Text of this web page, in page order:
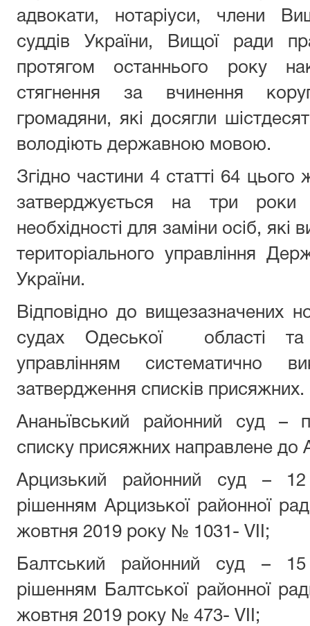
адвокати, нотаріуси, члени
суддів України, Вищої ради
протягом останнього року
стягнення за вчинення
громадяни, які досягли
володіють державною мовою.
Згідно частини 4 статті 64
затверджується на три роки
необхідності для заміни осіб, які
територіального управління
України.
Відповідно до вищезазначених
судах Одеської області та
управлінням систематично
затвердження списків присяжних.
Ананьївський районний суд –
списку присяжних направлене до
Арцизький районний суд – 12
рішенням Арцизької районної
жовтня 2019 року № 1031- VII;
Балтський районний суд – 15
рішенням Балтської районної
жовтня 2019 року № 473- VII;